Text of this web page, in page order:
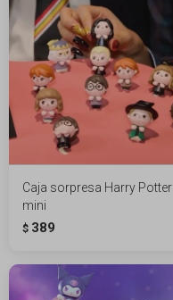
Caja sorpresa Harry Potter
mini
$ 389